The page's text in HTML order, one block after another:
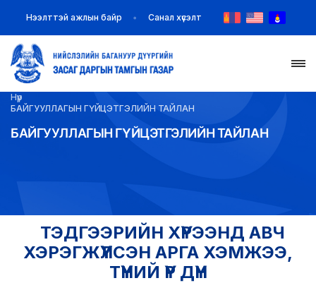
НҮҮР
ТАНИЛЦУУЛГА
ЗАХИРАМЖ ШИЙДВЭР
Нээлттэй ажлын байр Санал хүсэлт
Нүүр
БАЙГУУЛЛАГЫН ГҮЙЦЭТГЭЛИЙН ТАЙЛАН
БАЙГУУЛЛАГЫН ГҮЙЦЭТГЭЛИЙН ТАЙЛАН
ТЭДГЭЭРИЙН ХҮРЭЭНД АВЧ
ХЭРЭГЖҮҮЛСЭН АРГА ХЭМЖЭЭ,
ТҮҮНИЙ ҮР ДҮН